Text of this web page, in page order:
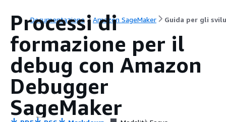
Documentazione Amazon SageMaker Guida per gli
Processi di
formazione per il
debug con Amazon
Debugger
SageMaker